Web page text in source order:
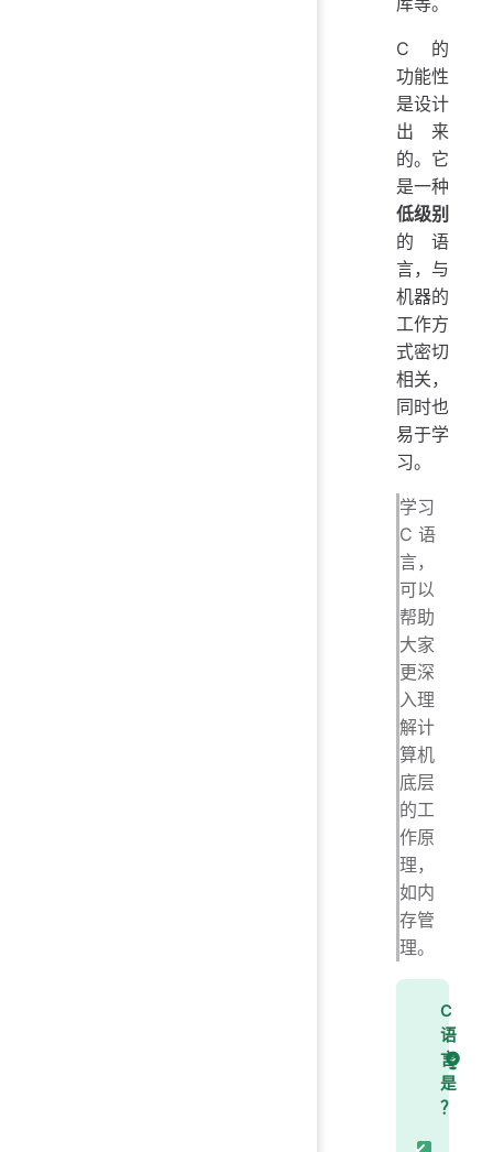
C 的
功能性
是设计
出来
的。它
是一种
低级别
的语
言，与
机器的
工作方
式密切
相关，
同时也
易于学
习。
学习
C 语
言，
可以
帮助
大家
更深
入理
解计
算机
底层
的工
作原
理，
如内
存管
理。
C
语
言
是
？